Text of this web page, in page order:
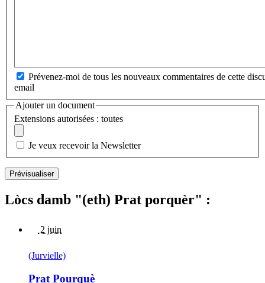
Prévenez-moi de tous les nouveaux commentaires de cette
email
Ajouter un document
Extensions autorisées : toutes
Je veux recevoir la Newsletter
Lòcs damb "(eth) Prat porquèr" :
2 juin
(Jurvielle)
Prat Pourquè